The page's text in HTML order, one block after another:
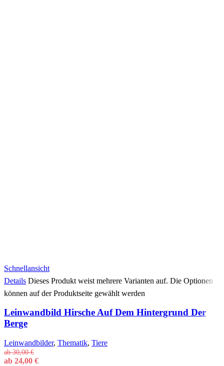
Schnellansicht
Details Dieses Produkt weist mehrere Varianten auf. Die Optionen
können auf der Produktseite gewählt werden
Leinwandbild Hirsche Auf Dem Hintergrund Der
Berge
Leinwandbilder, Thematik, Tiere
ab30,00€
ab 24,00 €